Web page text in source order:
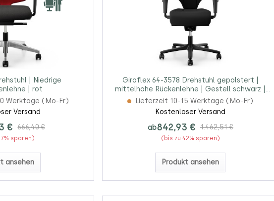
| Niedrige
| rot
Werktage (Mo-Fr)
Versand
€ 666,40 €
sparen)
ansehen
Giroflex 64-3578 Drehstuhl gepolstert |
mittelhohe Rückenlehne | Gestell schwarz |
4D Armlehnen
Lieferzeit 10-15 Werktage (Mo-Fr)
Kostenloser Versand
ab842,93 € 1.462,51 €
(bis zu 42% sparen)
Produkt ansehen